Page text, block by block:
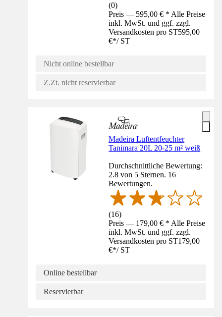
(0)
Preis — 595,00 € * Alle Preise
inkl. MwSt. und ggf. zzgl.
Versandkosten pro ST595,00
€*/ ST
Nicht online bestellbar
Z.Zt. nicht reservierbar
Madeira Luftentfeuchter
Tanimara 20L 20-25 m² weiß
Durchschnittliche Bewertung:
2.8 von 5 Sternen. 16
Bewertungen.
(16)
Preis — 179,00 € * Alle Preise
inkl. MwSt. und ggf. zzgl.
Versandkosten pro ST179,00
€*/ ST
Online bestellbar
Reservierbar